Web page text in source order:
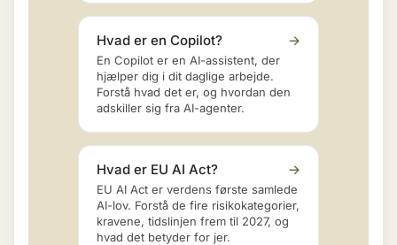
Hvad er en Copilot? →
En Copilot er en AI-assistent, der
hjælper dig i dit daglige arbejde.
Forstå hvad det er, og hvordan den
adskiller sig fra AI-agenter.
Hvad er EU AI Act? →
EU AI Act er verdens første samlede
AI-lov. Forstå de fire risikokategorier,
kravene, tidslinjen frem til 2027, og
hvad det betyder for jer.